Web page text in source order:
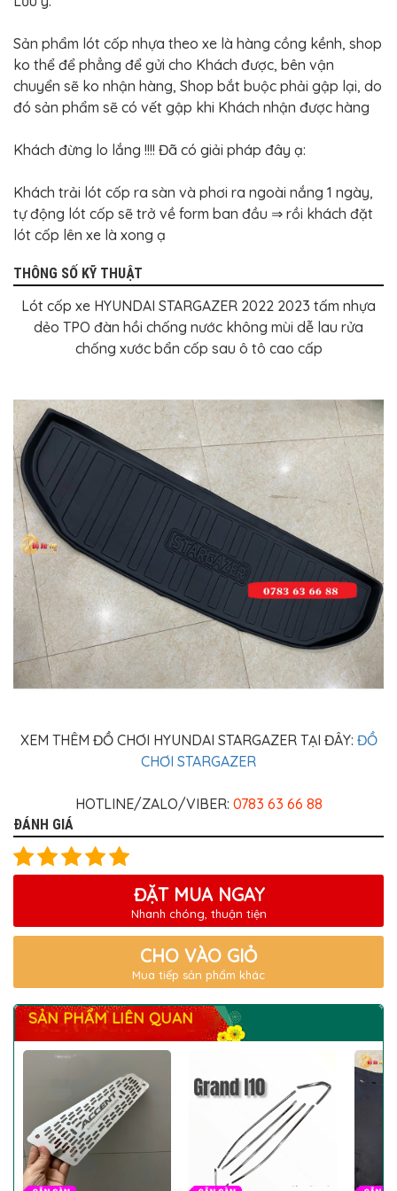
Sản phẩm lót cốp nhựa theo xe là hàng cồng kềnh, shop
ko thể để phẳng để gửi cho Khách được, bên vận
chuyển sẽ ko nhận hàng, Shop bắt buộc phải gập lại, do
đó sản phẩm sẽ có vết gập khi Khách nhận được hàng
Khách đừng lo lắng !!!! Đã có giải pháp đây ạ:
Khách trải lót cốp ra sàn và phơi ra ngoài nắng 1 ngày,
tự động lót cốp sẽ trở về form ban đầu ⇒ rồi khách đặt
lót cốp lên xe là xong ạ
THÔNG SỐ KỸ THUẬT
Lót cốp xe HYUNDAI STARGAZER 2022 2023 tấm nhựa
dẻo TPO đàn hồi chống nước không mùi dễ lau rửa
chống xước bẩn cốp sau ô tô cao cấp
XEM THÊM ĐỒ CHƠI HYUNDAI STARGAZER TẠI ĐÂY: ĐỒ
CHƠI STARGAZER
HOTLINE/ZALO/VIBER: 0783 63 66 88
ĐÁNH GIÁ
ĐẶT MUA NGAY
Nhanh chóng, thuận tiện
CHO VÀO GIỎ
Mua tiếp sản phẩm khác
SẢN PHẨM LIÊN QUAN